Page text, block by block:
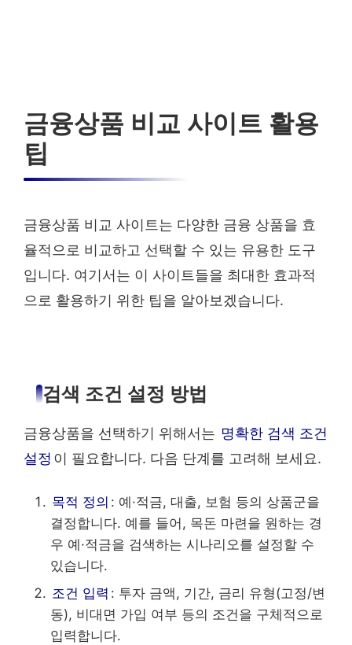
금융상품 비교 사이트 활용
팁
금융상품 비교 사이트는 다양한 금융 상품을 효
율적으로 비교하고 선택할 수 있는 유용한 도구
입니다. 여기서는 이 사이트들을 최대한 효과적
으로 활용하기 위한 팁을 알아보겠습니다.
검색 조건 설정 방법
금융상품을 선택하기 위해서는 명확한 검색 조건
설정 이 필요합니다. 다음 단계를 고려해 보세요.
목적 정의 : 예·적금, 대출, 보험 등의 상품군을
결정합니다. 예를 들어, 목돈 마련을 원하는 경
우 예·적금을 검색하는 시나리오를 설정할 수
있습니다.
조건 입력 : 투자 금액, 기간, 금리 유형(고정/변
동), 비대면 가입 여부 등의 조건을 구체적으로
입력합니다.